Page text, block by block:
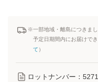
※一部地域・離島につきま
予定日期間内にお届けで
て ）
ロットナンバー：